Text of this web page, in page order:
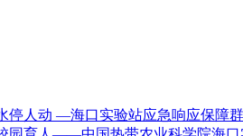
停人动 —海口实验站应急响应保障